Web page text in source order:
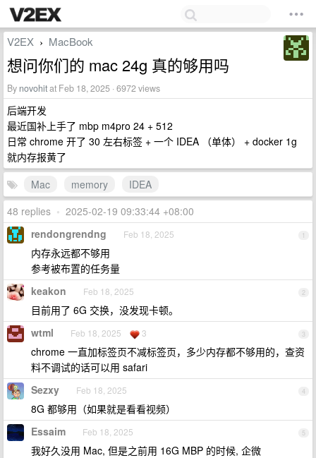
V2EX › MacBook
想问你们的 mac 24g 真的够用吗
By novohitat Feb 18, 2025 · 6972 views
后端开发
最近国补上手了 mbp m4pro 24 + 512
日常 chrome 开了 30 左右标签 + 一个 IDEA （单体） + docker 1g
就内存报黄了
Mac
memory
IDEA
48 replies • 2025-02-19 09:33:44 +08:00
1
rendongrendng Feb 18, 2025
内存永远都不够用
参考被布置的任务量
2
keakon Feb 18, 2025
目前用了 6G 交换，没发现卡顿。
3
wtml Feb 18, 2025 3
chrome 一直加标签页不减标签页，多少内存都不够用的，查资
料不调试的话可以用 safari
4
Sezxy Feb 18, 2025
8G 都够用（如果就是看看视频）
5
Essaim Feb 18, 2025
我好久没用 Mac, 但是之前用 16G MBP 的时候, 企微